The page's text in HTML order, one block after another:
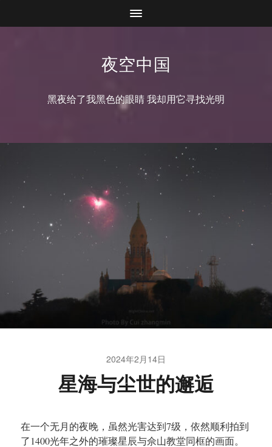
夜空中国
黑夜给了我黑色的眼睛 我却用它寻找光明
2024年2月14日
星海与尘世的邂逅
在一个无月的夜晚，虽然光害达到7级，依然顺利拍到
了1400光年之外的璀璨星辰与佘山教堂同框的画面。